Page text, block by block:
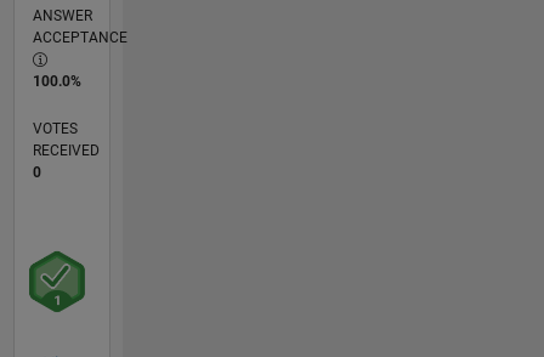
ANSWER
ACCEPTANCE
100.0%
VOTES
RECEIVED
0